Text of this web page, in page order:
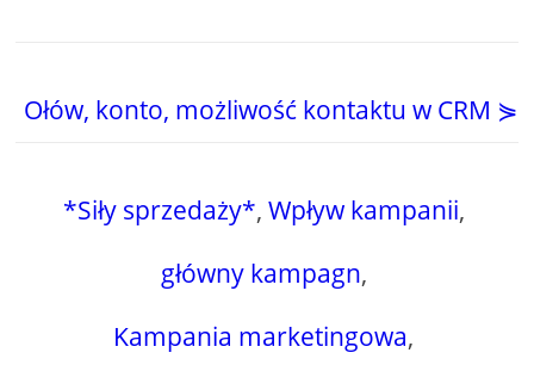
Ołów, konto, możliwość kontaktu w CRM ⋟
*Siły sprzedaży*, Wpływ kampanii,
główny kampagn,
Kampania marketingowa,